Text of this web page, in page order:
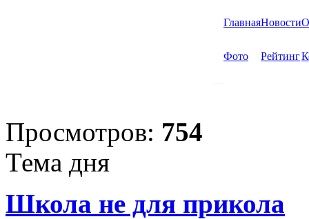
ГлавнаяНовости
Фото Рейтинг
Просмотров: 754
Тема дня
Школа не для прикола